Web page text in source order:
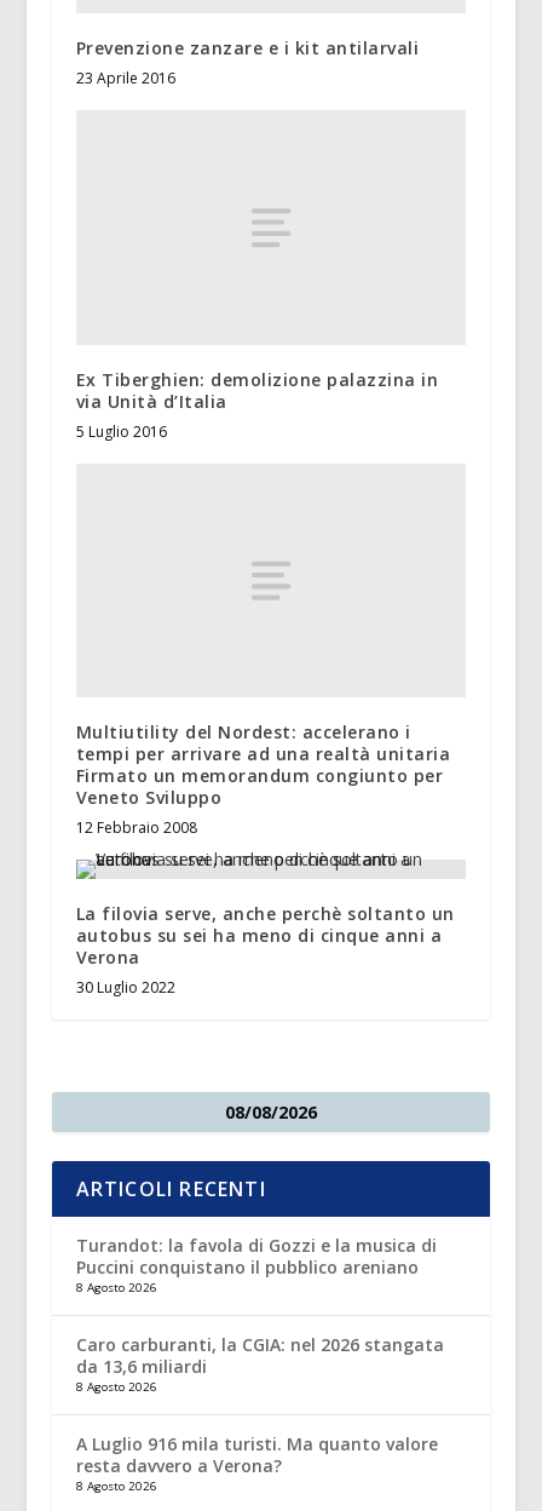
Prevenzione zanzare e i kit antilarvali
23 Aprile 2016
Ex Tiberghien: demolizione palazzina in
via Unità d’Italia
5 Luglio 2016
Multiutility del Nordest: accelerano i
tempi per arrivare ad una realtà unitaria
Firmato un memorandum congiunto per
Veneto Sviluppo
12 Febbraio 2008
La filovia serve, anche perchè soltanto un
autobus su sei ha meno di cinque anni a
Verona
30 Luglio 2022
08/08/2026
ARTICOLI RECENTI
Turandot: la favola di Gozzi e la musica di
Puccini conquistano il pubblico areniano
8 Agosto 2026
Caro carburanti, la CGIA: nel 2026 stangata
da 13,6 miliardi
8 Agosto 2026
A Luglio 916 mila turisti. Ma quanto valore
resta davvero a Verona?
8 Agosto 2026